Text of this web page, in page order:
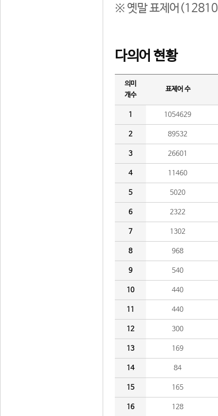
※ 옛말 표제어(12810
다의어 현황
의미
개수
표제어 수
1 1054629
2 89532
3 26601
4 11460
5 5020
6 2322
7 1302
8 968
9 540
10 440
11 440
12 300
13 169
14 84
15 165
16 128